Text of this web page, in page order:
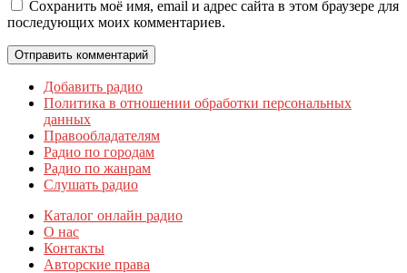
Сохранить моё имя, email и адрес сайта в этом браузере для
последующих моих комментариев.
Добавить радио
Политика в отношении обработки персональных
данных
Правообладателям
Радио по городам
Радио по жанрам
Слушать радио
Каталог онлайн радио
О нас
Контакты
Авторские права